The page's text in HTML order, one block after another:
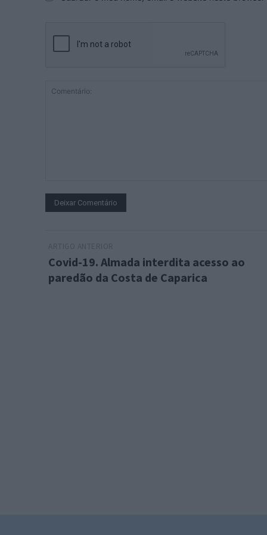
Covid-19. Almada interdita acesso ao
paredão da Costa de Caparica